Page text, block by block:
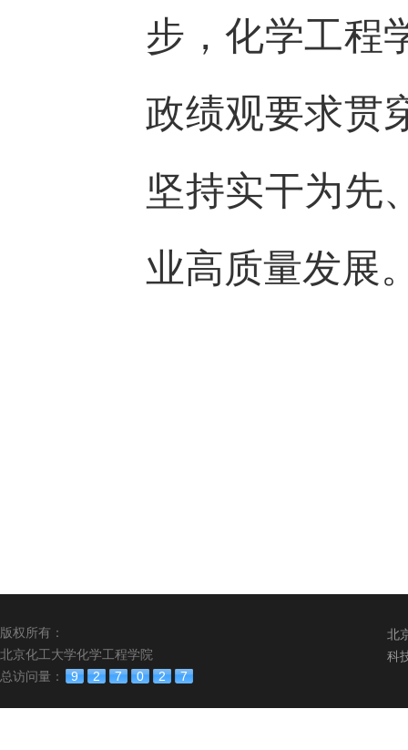
步，化学工程
政绩观要求贯
坚持实干为先
业高质量发展
版权所有：
北京化工大学化学工程学院
总访问量：
9 2 7 0 2 7
北
科